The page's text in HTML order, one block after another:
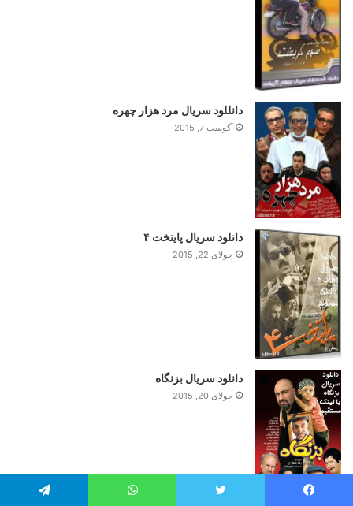
دانللود سریال مرد هزار چهره
آگوست 7, 2015
دانلود سریال پایتخت ۴
جولای 22, 2015
دانلود سریال بزنگاه
جولای 20, 2015